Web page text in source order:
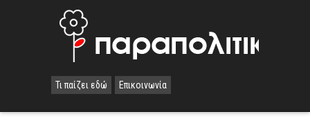
Τι παίζει εδώ Επικοινωνία